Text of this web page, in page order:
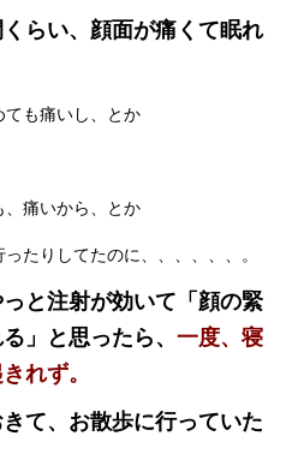
らい、顔面が痛くて眠れ
ても痛いし、とか
、痛いから、とか
たりしてたのに、、、、、、。
と注射が効いて「顔の緊
」と思ったら、 一度、寝
れず。
て、お散歩に行っていた